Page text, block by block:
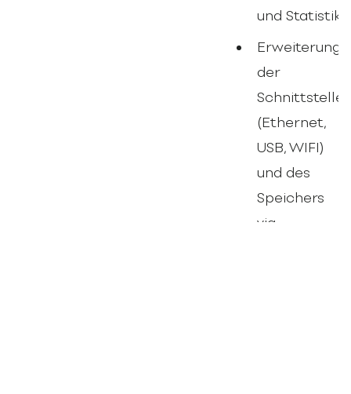
und Statistik
Erweiterung
der
(Ethernet,
USB, WIFI)
und des
Speichers
via